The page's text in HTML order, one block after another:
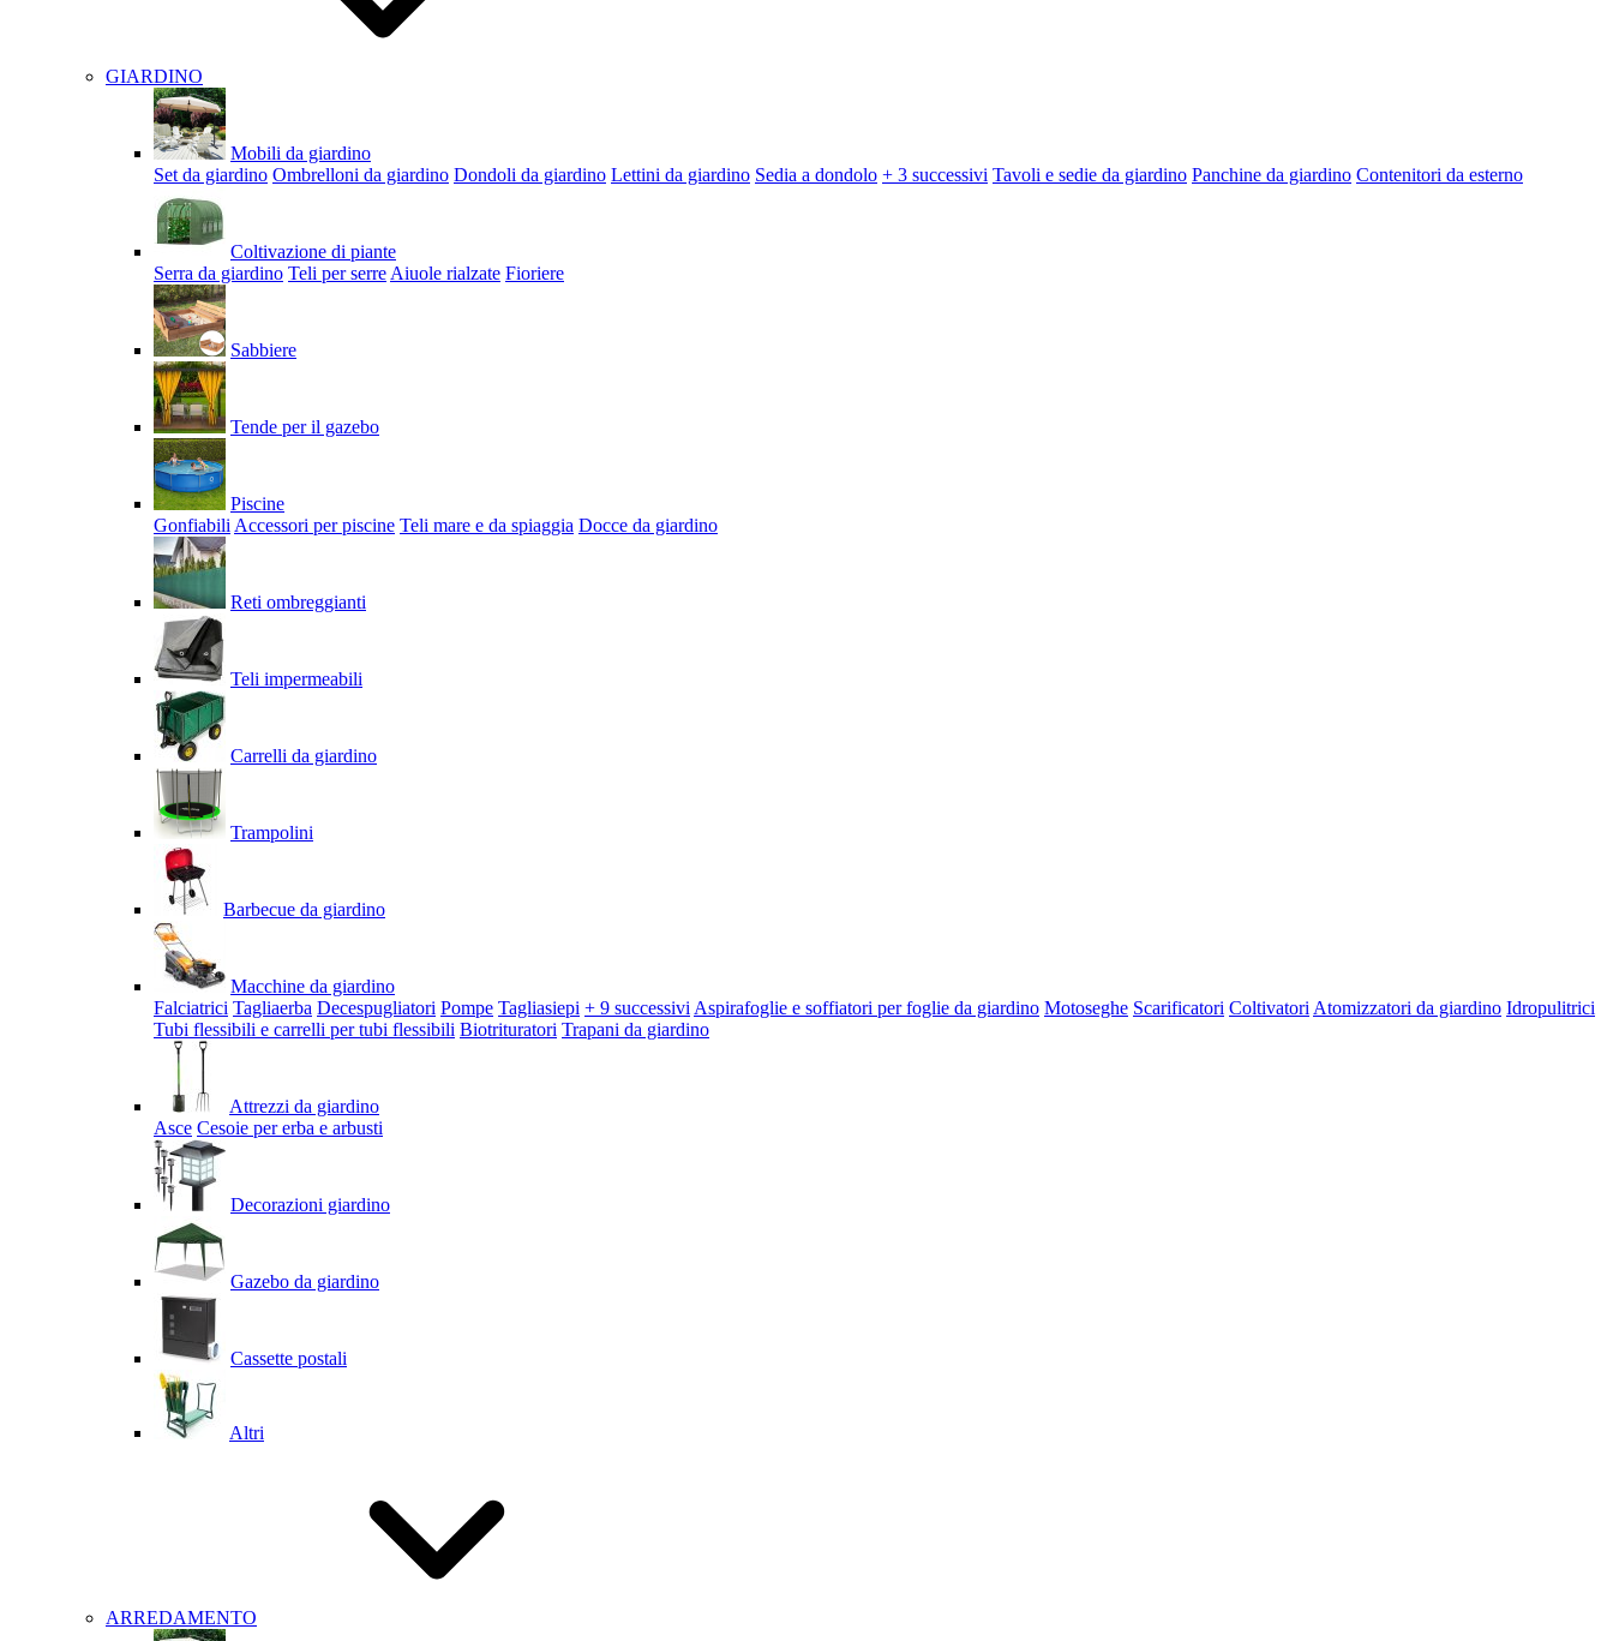
GIARDINO
Mobili da giardino
Set da giardino Ombrelloni da giardino Dondoli da giardino Lettini da giardino Sedia a dondolo + 3 successivi Tavoli e sedie da giardino Panchine da giardino Contenitori da esterno
Coltivazione di piante
Serra da giardino Teli per serre Aiuole rialzate Fioriere
Sabbiere
Tende per il gazebo
Piscine
Gonfiabili Accessori per piscine Teli mare e da spiaggia Docce da giardino
Reti ombreggianti
Teli impermeabili
Carrelli da giardino
Trampolini
Barbecue da giardino
Macchine da giardino
Falciatrici Tagliaerba Decespugliatori Pompe Tagliasiepi + 9 successivi Aspirafoglie e soffiatori per foglie da giardino Motoseghe Scarificatori Coltivatori Atomizzatori da giardino Idropulitrici
Tubi flessibili e carrelli per tubi flessibili Biotrituratori Trapani da giardino
Attrezzi da giardino
Asce Cesoie per erba e arbusti
Decorazioni giardino
Gazebo da giardino
Cassette postali
Altri
ARREDAMENTO